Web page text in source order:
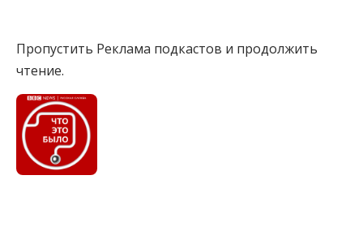
Пропустить Реклама подкастов и продолжить
чтение.